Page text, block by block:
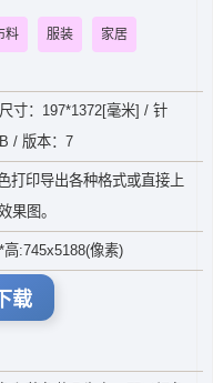
料 服装 家居
寸：197*1372[毫米] / 针
/ 版本：7
打印导出各种格式或直接上
果图。
:745x5188(像素)
载